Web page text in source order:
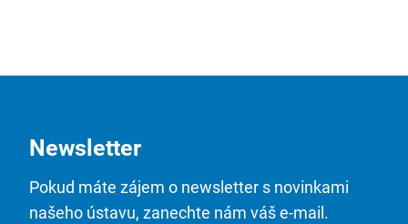
Newsletter
Pokud máte zájem o newsletter s novinkami
našeho ústavu, zanechte nám váš e-mail.